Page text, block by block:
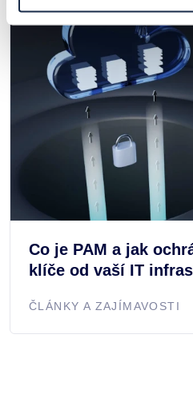
Co je PAM a jak
klíče od vaší IT
ČLÁNKY A ZAJÍMAVOSTI